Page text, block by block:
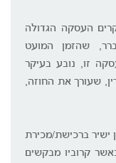
העסקה הגדולה
שהזמן המועט
זו, נובע בעיקר
שעורך את החוזה,
ברכישת/מכירת
קרוביו מבקשים